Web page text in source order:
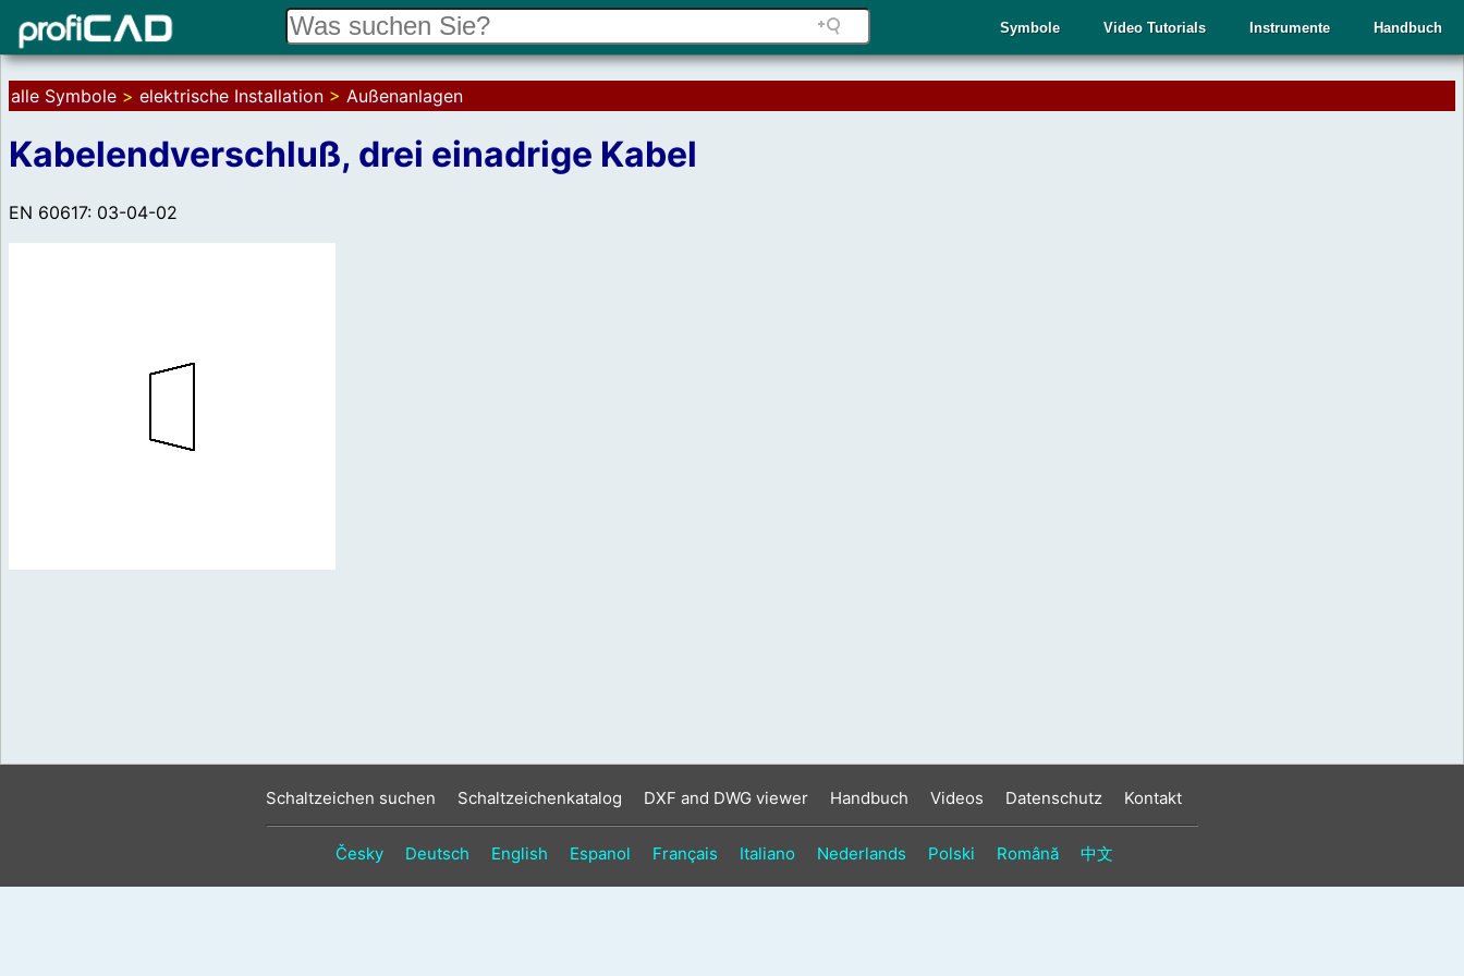
Handbuch
Instrumente
Video Tutorials
Symbole
alle Symbole > elektrische Installation > Außenanlagen
Kabelendverschluß, drei einadrige Kabel
EN 60617: 03-04-02
Schaltzeichen suchen Schaltzeichenkatalog DXF and DWG viewer Handbuch Videos Datenschutz Kontakt
Česky Deutsch English Espanol Français Italiano Nederlands Polski Română 中文